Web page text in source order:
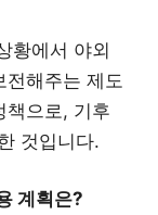
황에서 야외
전해주는 제도
책으로, 기후
것입니다.
계획은?